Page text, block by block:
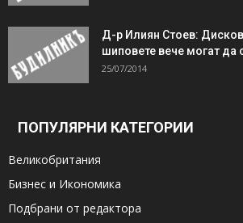
Д-р Илиян Стоев:
шиповете вече могат да
25/07/2014
ПОПУЛЯРНИ КАТЕГОРИИ
Великобритания
Бизнес и Икономика
Подбрани от редактора